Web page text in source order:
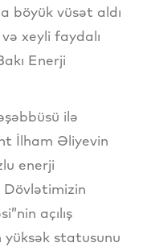
böyük vüsət aldı
xeyli faydalı
Enerji
ilə
İlham Əliyevin
enerji
açılış
statusunu